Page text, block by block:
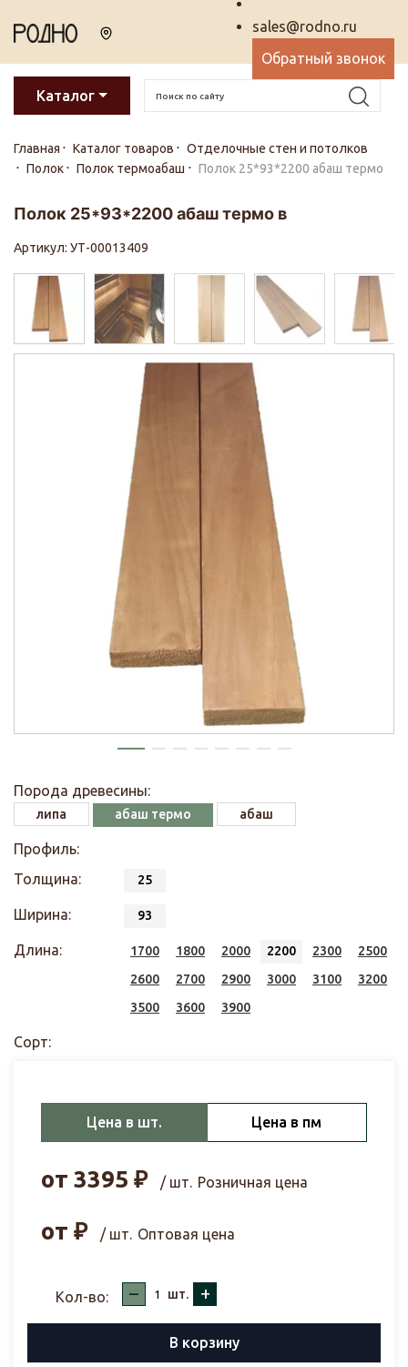
sales@rodno.ru
Обратный звонок
Каталог
Главная Каталог товаров
Отделочные стен и потолков
Полок
Полок термоабаш Полок 25*93*2200 абаш термо
Полок 25*93*2200 абаш термо в
Артикул: УТ-00013409
Порода древесины:
липа абаш термо абаш
Профиль:
Толщина:
25
Ширина: 93
Длина: 1700 1800 2000 2200 2300
2500
2600
2700 2900 3000 3100
3200
3500
3600 3900
Сорт:
Цена в шт. Цена в пм
от 3395 ₽ / шт. Розничная цена
от ₽ / шт. Оптовая цена
Кол-во: – шт. +
В корзину